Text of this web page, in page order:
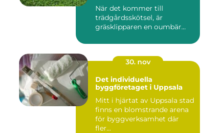
När det kommer till
trädgårdsskötsel, är
gräsklipparen en oumbär...
30. nov
Det individuella
byggföretaget i Uppsala
Mitt i hjärtat av Uppsala stad
finns en blomstrande arena
för byggverksamhet där
fler...